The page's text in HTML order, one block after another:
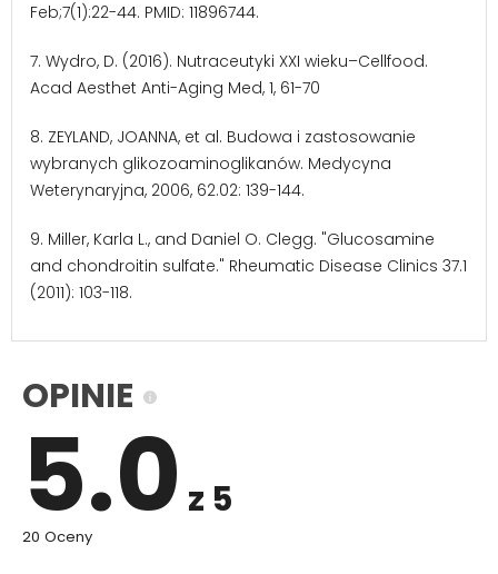
Feb;7(1):22-44. PMID: 11896744.
7. Wydro, D. (2016). Nutraceutyki XXI wieku–Cellfood.
Acad Aesthet Anti-Aging Med, 1, 61-70
8. ZEYLAND, JOANNA, et al. Budowa i zastosowanie
wybranych glikozoaminoglikanów. Medycyna
Weterynaryjna, 2006, 62.02: 139-144.
9. Miller, Karla L., and Daniel O. Clegg. "Glucosamine
and chondroitin sulfate." Rheumatic Disease Clinics 37.1
(2011): 103-118.
OPINIE
5.0 z 5
20 Oceny